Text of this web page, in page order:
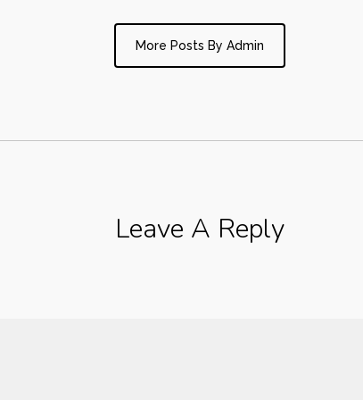
More Posts By Admin
Leave A Reply